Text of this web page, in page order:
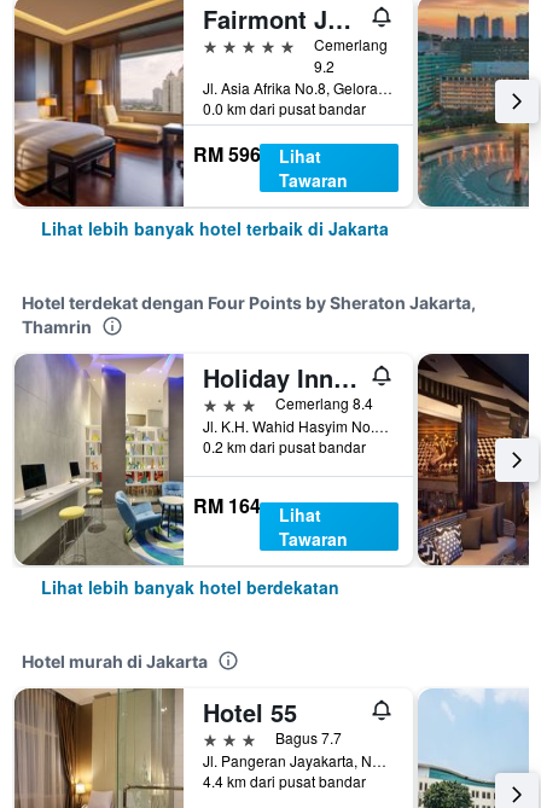
Fairmont Jakarta
5 bintang
Cemerlang
9.2
Jl. Asia Afrika No.8, Gelora Bung Karno, Jakarta, Indonesia
0.0 km dari pusat bandar
RM 596
Lihat
Tawaran
Lihat lebih banyak hotel terbaik di Jakarta
Hotel terdekat dengan Four Points by Sheraton Jakarta,
Thamrin
Holiday Inn Express Jakarta Wahid Hasyim By IHG
3 bintangCemerlang 8.4
Jl. K.H. Wahid Hasyim No.123, Jakarta, Indonesia
0.2 km dari pusat bandar
RM 164
Lihat
Tawaran
Lihat lebih banyak hotel berdekatan
Hotel murah di Jakarta
Hotel 55
3 bintangBagus 7.7
Jl. Pangeran Jayakarta, No. 8, Mangga Dua, Jakarta, Indonesia
4.4 km dari pusat bandar